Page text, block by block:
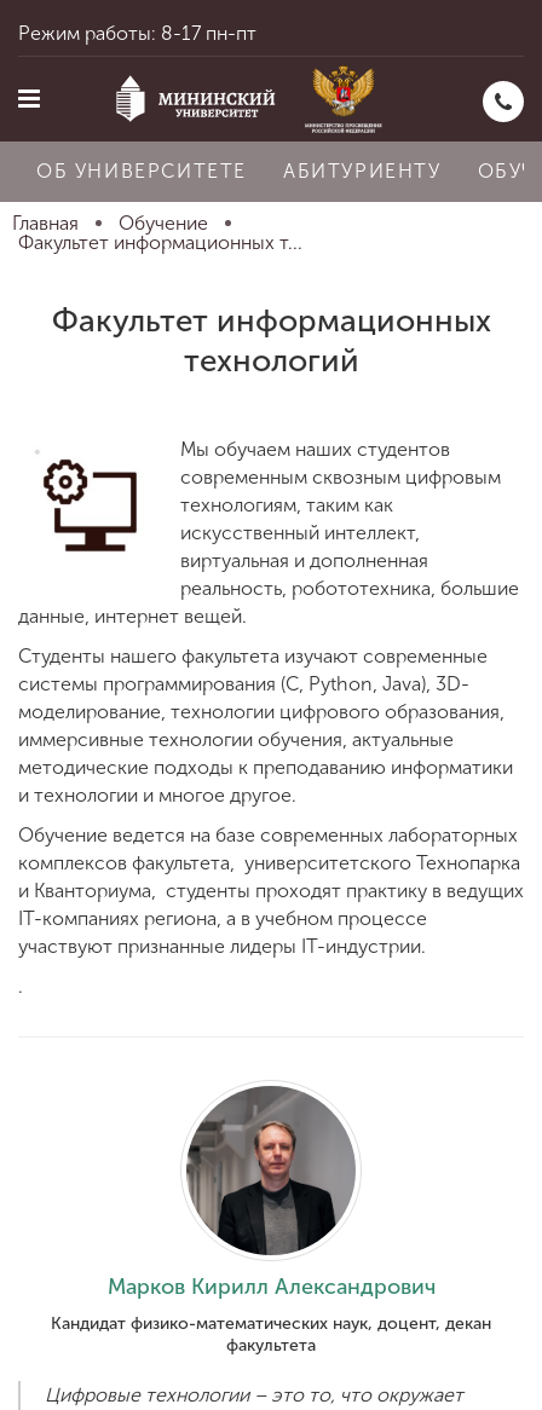
Об университете
Абитуриенту
Обучение
Наука
Международная
деятельность
Другие виды
деятельности
Студенческая жизнь
CHI
Приемная
комиссия
+7 (831) 262-26-20
Режим работы: 8-17 пн-пт
ОБ УНИВЕРСИТЕТЕ АБИТУРИЕНТУ
Главная
Обучение
Факультет информационных т...
Факультет информационных
технологий
Мы обучаем наших студентов
современным сквозным цифровым
технологиям, таким как
искусственный интеллект,
виртуальная и дополненная
реальность, робототехника, большие
данные, интернет вещей.
Студенты нашего факультета изучают современные
системы программирования (C, Python, Java), 3D-
моделирование, технологии цифрового образования,
иммерсивные технологии обучения, актуальные
методические подходы к преподаванию информатики
и технологии и многое другое.
Обучение ведется на базе современных лабораторных
комплексов факультета, университетского Технопарка
и Кванториума, студенты проходят практику в ведущих
IT-компаниях региона, а в учебном процессе
участвуют признанные лидеры IT-индустрии.
.
Марков Кирилл Александрович
Кандидат физико-математических наук, доцент, декан
факультета
Цифровые технологии – это то, что окружает